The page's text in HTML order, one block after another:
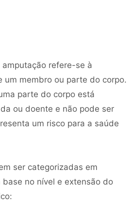
refere-se à
um membro ou parte do corpo.
parte do corpo está
ou doente e não pode ser
um risco para a saúde
ser categorizadas em
no nível e extensão do